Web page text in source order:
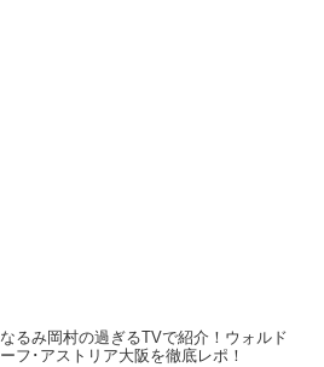
なるみ岡村の過ぎるTVで紹介！ウォルド
ーフ･アストリア大阪を徹底レポ！